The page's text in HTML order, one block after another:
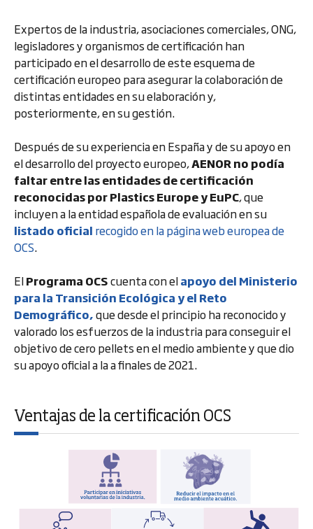
Expertos de la industria, asociaciones comerciales, ONG,
legisladores y organismos de certificación han
participado en el desarrollo de este esquema de
certificación europeo para asegurar la colaboración de
distintas entidades en su elaboración y,
posteriormente, en su gestión.
Después de su experiencia en España y de su apoyo en
el desarrollo del proyecto europeo,AENOR no podía
faltar entre las entidades de certificación
reconocidas por Plastics Europe y EuPC, que
incluyen a la entidad española de evaluación en su
listado oficial recogido en la página web europea de
OCS.
ElPrograma OCScuenta con elapoyo del Ministerio
para la Transición Ecológica y el Reto
Demográfico,que desde el principio ha reconocido y
valorado los esfuerzos de la industria para conseguir el
objetivo de cero pellets en el medio ambiente y que dio
su apoyo oficial a la a finales de 2021.
Ventajas de la certificación OCS